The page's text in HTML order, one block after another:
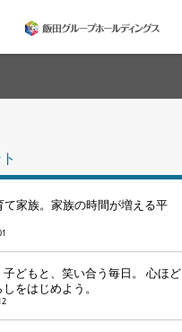
テクノロジー
建築実例
モデルハウス 検索・見学予約
て家族。家族の時間が増える平
どもと、笑い合う毎日。 心ほど
をはじめよう。